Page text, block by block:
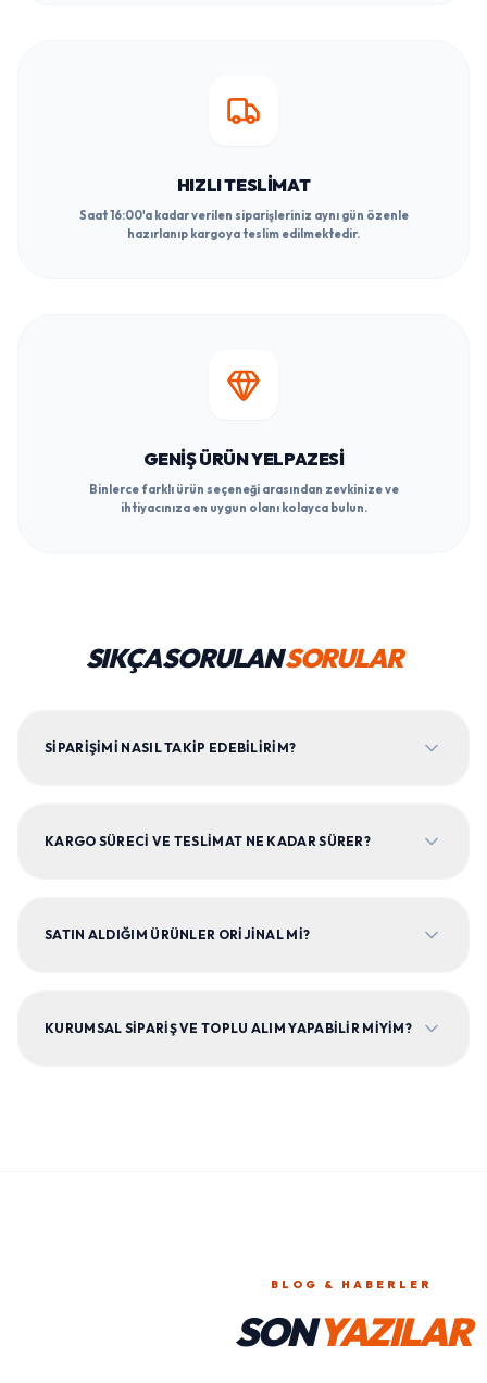
HIZLI TESLIMAT
Saat 16:00'a kadar verilen siparişleriniz aynı gün özenle
hazırlanıp kargoya teslim edilmektedir.
GENIŞ ÜRÜN YELPAZESI
Binlerce farklı ürün seçeneği arasından zevkinize ve
ihtiyacınıza en uygun olanı kolayca bulun.
SIKÇA SORULANSORULAR
SIPARIŞIMI NASIL TAKIP EDEBILIRIM?
KARGO SÜRECI VE TESLIMAT NE KADAR SÜRER?
SATIN ALDIĞIM ÜRÜNLER ORIJINAL MI?
KURUMSAL SIPARIŞ VE TOPLU ALIM YAPABILIR MIYIM?
BLOG & HABERLER
SONYAZILAR